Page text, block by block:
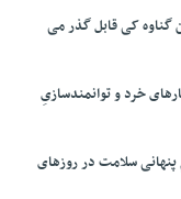
یک سطل زباله ندارد /گذر ۱۳ آبان گناوه کی قابل گذر می
خرد و توانمندسازیِ
سلامت در روزهای